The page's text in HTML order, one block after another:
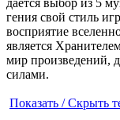
дается выбор из 5
гения свой стиль
восприятие
является
мир произведений,
силами.
Показать / Скрыть